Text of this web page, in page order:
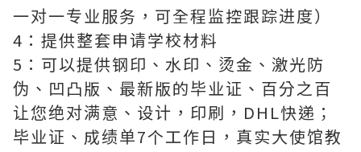
一对一专业服务，可全程监控跟踪进度）
4：提供整套申请学校材料
5：可以提供钢印、水印、烫金、激光防
伪、凹凸版、最新版的毕业证、百分之百
让您绝对满意、设计，印刷，DHL快递；
毕业证、成绩单7个工作日，真实大使馆教